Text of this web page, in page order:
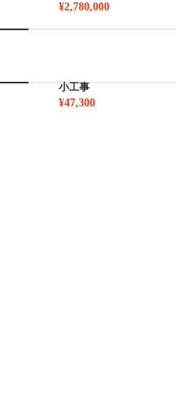
¥2,780,000
小工事
¥47,300